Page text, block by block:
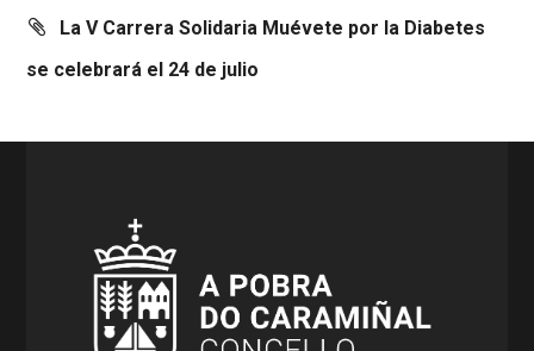
La V Carrera Solidaria Muévete por la Diabetes
se celebrará el 24 de julio